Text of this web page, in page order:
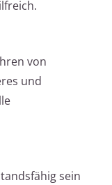
von
und
sein